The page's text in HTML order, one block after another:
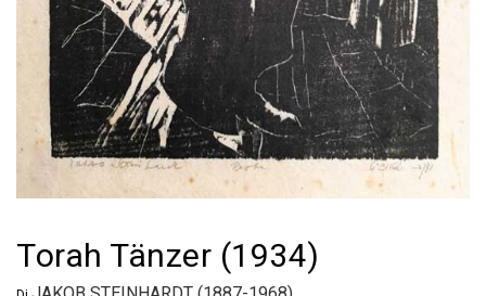
Torah Tänzer (1934)